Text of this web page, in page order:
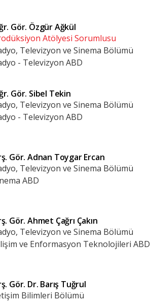
Gör. Özgür Ağkül
Atölyesi Sorumlusu
Televizyon ve Sinema Bölümü
- Televizyon ABD
Gör. Sibel Tekin
Televizyon ve Sinema Bölümü
- Televizyon ABD
Gör. Adnan Toygar Ercan
Televizyon ve Sinema Bölümü
ABD
Gör. Ahmet Çağrı Çakın
Televizyon ve Sinema Bölümü
ve Enformasyon Teknolojileri ABD
Gör. Dr. Barış Tuğrul
Bilimleri Bölümü